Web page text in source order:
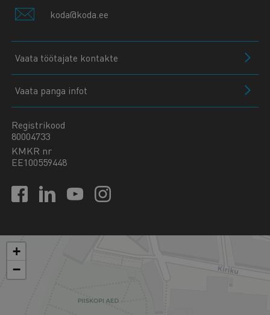
koda@koda.ee
Vaata töötajate kontakte
Vaata panga infot
Registrikood
80004733
KMKR nr
EE100559448
+
−